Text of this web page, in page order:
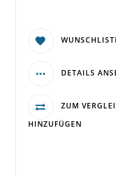
DETAILS
ZUM
HINZUFÜGEN